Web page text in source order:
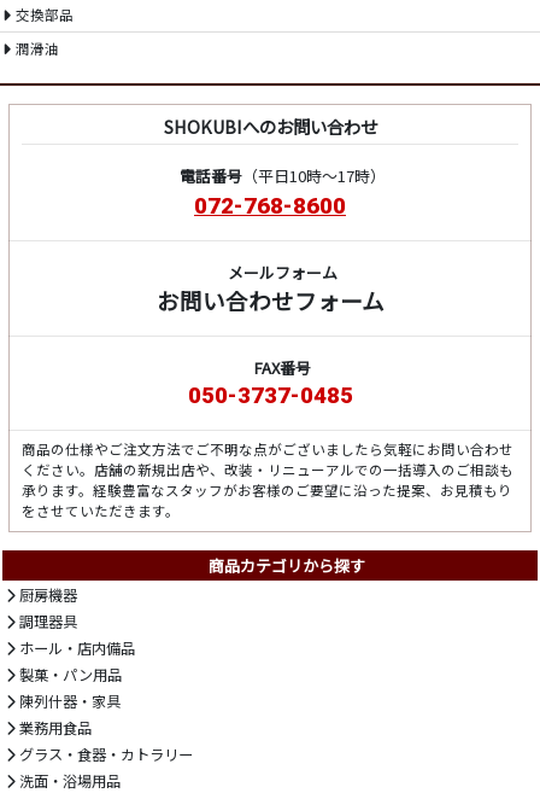
交換部品
潤滑油
SHOKUBIへのお問い合わせ
電話番号（平日10時～17時）
072-768-8600
メールフォーム
お問い合わせフォーム
FAX番号
050-3737-0485
商品の仕様やご注文方法でご不明な点がございましたら気軽にお問い合わせ
ください。店舗の新規出店や、改装・リニューアルでの一括導入のご相談も
承ります。経験豊富なスタッフがお客様のご要望に沿った提案、お見積もり
をさせていただきます。
商品カテゴリから探す
厨房機器
調理器具
ホール・店内備品
製菓・パン用品
陳列什器・家具
業務用食品
グラス・食器・カトラリー
洗面・浴場用品